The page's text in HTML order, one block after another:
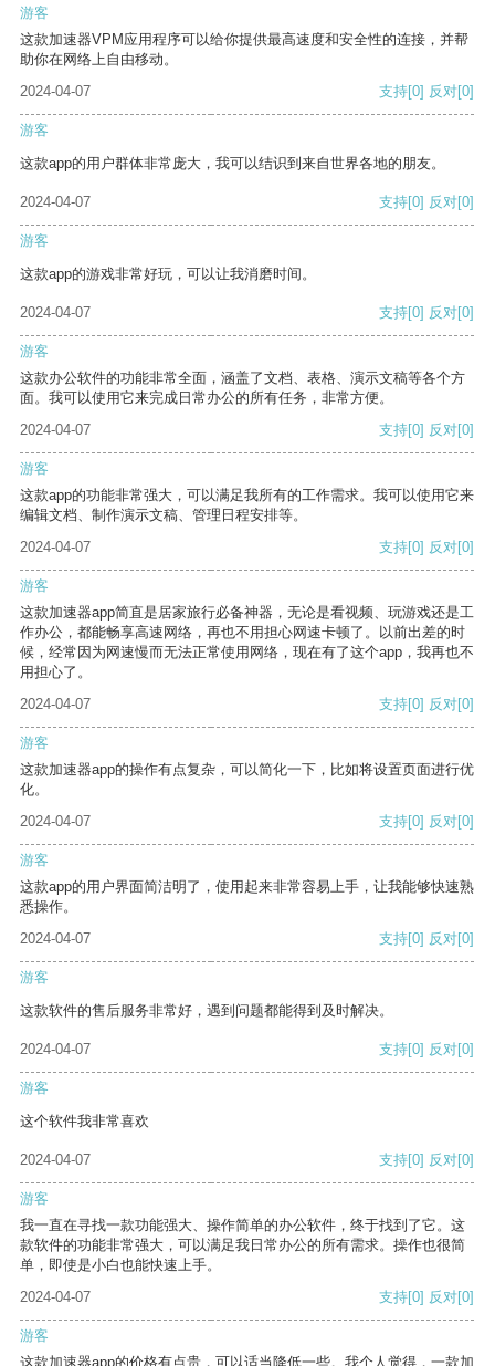
游客
这款加速器VPM应用程序可以给你提供最高速度和安全性的连接，并帮
助你在网络上自由移动。
2024-04-07
支持[0] 反对[0]
游客
这款app的用户群体非常庞大，我可以结识到来自世界各地的朋友。
2024-04-07 支持[0] 反对[0]
游客
这款app的游戏非常好玩，可以让我消磨时间。
2024-04-07 支持[0] 反对[0]
游客
这款办公软件的功能非常全面，涵盖了文档、表格、演示文稿等各个方
面。我可以使用它来完成日常办公的所有任务，非常方便。
2024-04-07
支持[0] 反对[0]
游客
这款app的功能非常强大，可以满足我所有的工作需求。我可以使用它来
编辑文档、制作演示文稿、管理日程安排等。
2024-04-07
支持[0] 反对[0]
游客
这款加速器app简直是居家旅行必备神器，无论是看视频、玩游戏还是工
作办公，都能畅享高速网络，再也不用担心网速卡顿了。以前出差的时
候，经常因为网速慢而无法正常使用网络，现在有了这个app，我再也不
用担心了。
2024-04-07
支持[0] 反对[0]
游客
这款加速器app的操作有点复杂，可以简化一下，比如将设置页面进行优
化。
2024-04-07
支持[0] 反对[0]
游客
这款app的用户界面简洁明了，使用起来非常容易上手，让我能够快速熟
悉操作。
2024-04-07
支持[0] 反对[0]
游客
这款软件的售后服务非常好，遇到问题都能得到及时解决。
2024-04-07 支持[0] 反对[0]
游客
这个软件我非常喜欢
2024-04-07 支持[0] 反对[0]
游客
我一直在寻找一款功能强大、操作简单的办公软件，终于找到了它。这
款软件的功能非常强大，可以满足我日常办公的所有需求。操作也很简
单，即使是小白也能快速上手。
2024-04-07
支持[0] 反对[0]
游客
这款加速器app的价格有点贵，可以适当降低一些。我个人觉得，一款加